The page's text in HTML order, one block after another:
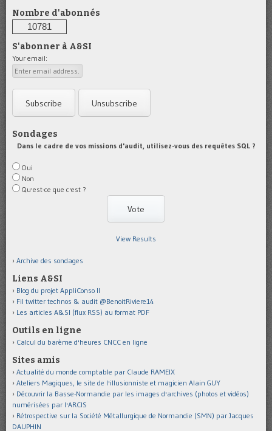
Nombre d'abonnés
10781
S'abonner à A&SI
Your email:
Sondages
Dans le cadre de vos missions d'audit, utilisez-vous des requêtes SQL ?
Oui
Non
Qu'est-ce que c'est ?
View Results
Archive des sondages
Liens A&SI
Blog du projet AppliConso II
Fil twitter technos & audit @BenoitRiviere14
Les articles A&SI (flux RSS) au format PDF
Outils en ligne
Calcul du barème d'heures CNCC en ligne
Sites amis
Actualité du monde comptable par Claude RAMEIX
Ateliers Magiques, le site de l'illusionniste et magicien Alain GUY
Découvrir la Basse-Normandie par les images d'archives (photos et vidéos)
numérisées par l'ARCIS
Rétrospective sur la Société Métallurgique de Normandie (SMN) par Jacques
DAUPHIN